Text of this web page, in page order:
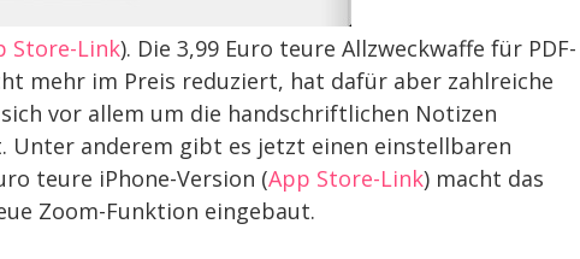
Store-Link). Die 3,99 Euro teure Allzweckwaffe für PDF-
mehr im Preis reduziert, hat dafür aber zahlreiche
vor allem um die handschriftlichen Notizen
Unter anderem gibt es jetzt einen einstellbaren
teure iPhone-Version (App Store-Link) macht das
Zoom-Funktion eingebaut.